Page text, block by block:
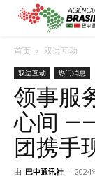
首页 双边互动
双边互动 热门消息
领事服
心间
团携手
由 巴中通讯社 - 2024